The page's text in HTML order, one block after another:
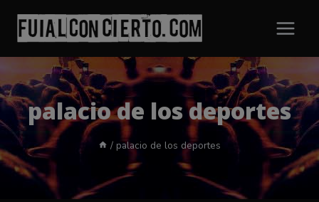
contenido
palacio de los deportes
/ palacio de los deportes